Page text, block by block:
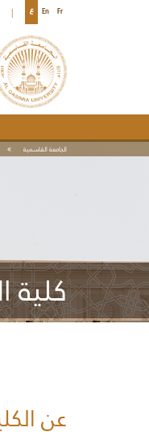
ع En Fr
الجامعة القاسمية
كلية
عن